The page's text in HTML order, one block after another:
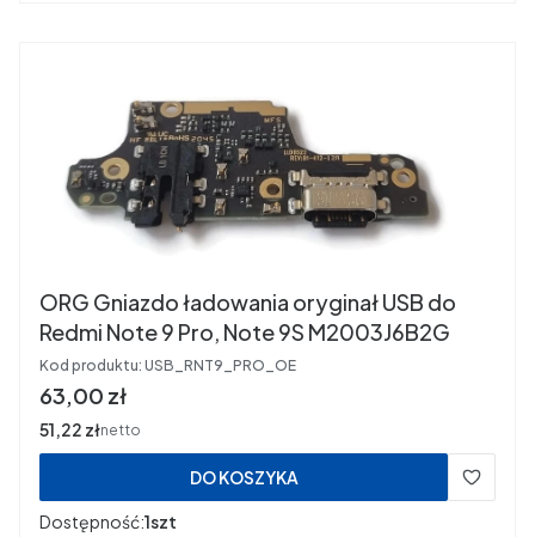
ORG Gniazdo ładowania oryginał USB do
Redmi Note 9 Pro, Note 9S M2003J6B2G
Kod produktu: USB_RNT9_PRO_OE
Cena
63,00 zł
Cena
51,22 złnetto
DO KOSZYKA
Dostępność:1szt